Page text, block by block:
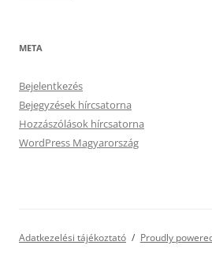
META
Bejelentkezés
Bejegyzések hírcsatorna
Hozzászólások hírcsatorna
WordPress Magyarország
Adatkezelési tájékoztató Proudly